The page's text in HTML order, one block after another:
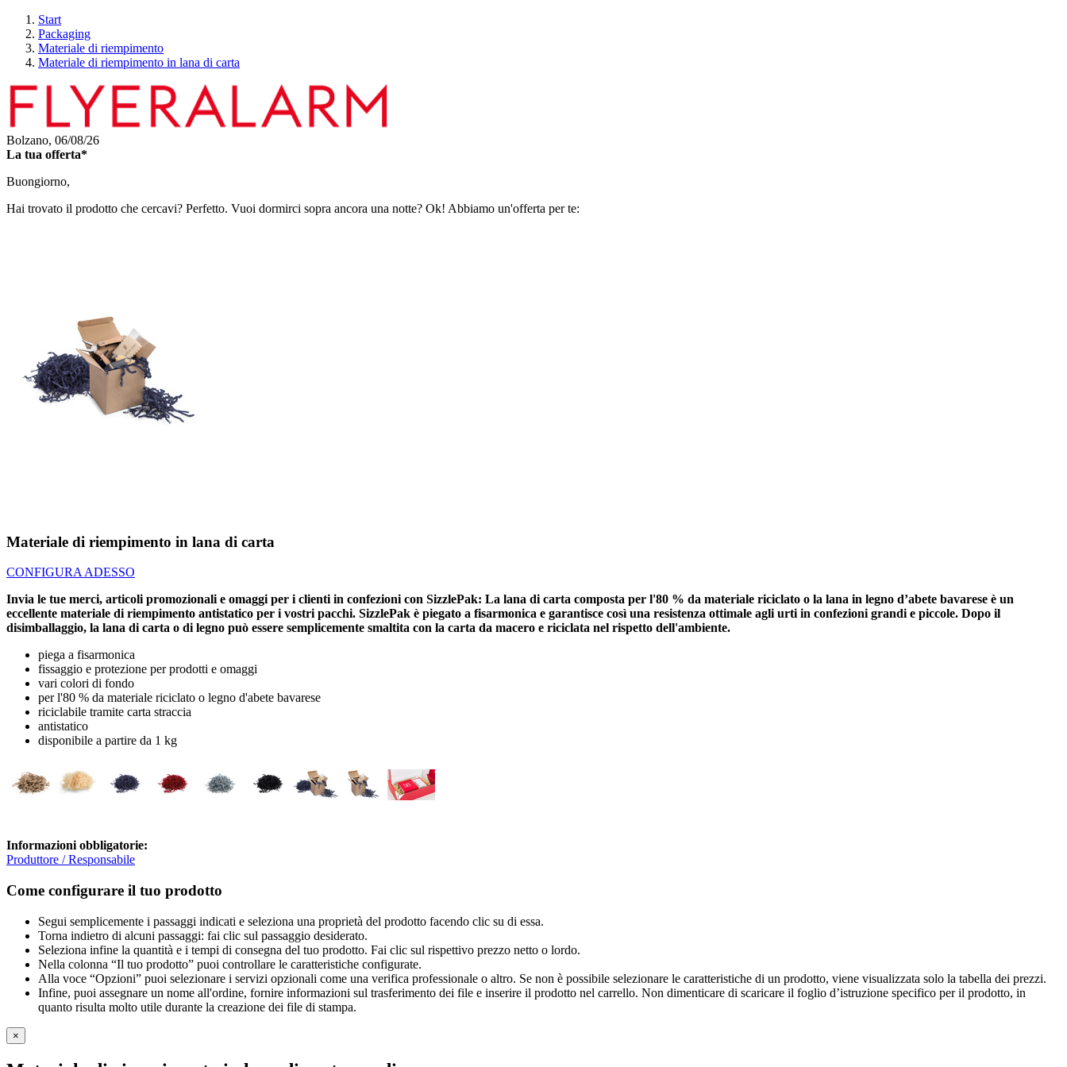
Start
Packaging
Materiale di riempimento
Materiale di riempimento in lana di carta
Bolzano, 06/08/26
La tua offerta*
Buongiorno,
Hai trovato il prodotto che cercavi? Perfetto. Vuoi dormirci sopra ancora una notte? Ok! Abbiamo un'offerta per te:
Materiale di riempimento in lana di carta
CONFIGURA ADESSO
Invia le tue merci, articoli promozionali e omaggi per i clienti in confezioni con SizzlePak: La lana di carta composta per l'80 % da materiale riciclato o la lana in legno d’abete bavarese è un
eccellente materiale di riempimento antistatico per i vostri pacchi. SizzlePak è piegato a fisarmonica e garantisce così una resistenza ottimale agli urti in confezioni grandi e piccole. Dopo il
disimballaggio, la lana di carta o di legno può essere semplicemente smaltita con la carta da macero e riciclata nel rispetto dell'ambiente.
piega a fisarmonica
fissaggio e protezione per prodotti e omaggi
vari colori di fondo
per l'80 % da materiale riciclato o legno d'abete bavarese
riciclabile tramite carta straccia
antistatico
disponibile a partire da 1 kg
Informazioni obbligatorie:
Produttore / Responsabile
Come configurare il tuo prodotto
Segui semplicemente i passaggi indicati e seleziona una proprietà del prodotto facendo clic su di essa.
Torna indietro di alcuni passaggi: fai clic sul passaggio desiderato.
Seleziona infine la quantità e i tempi di consegna del tuo prodotto. Fai clic sul rispettivo prezzo netto o lordo.
Nella colonna “Il tuo prodotto” puoi controllare le caratteristiche configurate.
Alla voce “Opzioni” puoi selezionare i servizi opzionali come una verifica professionale o altro. Se non è possibile selezionare le caratteristiche di un prodotto, viene visualizzata solo la tabella dei prezzi.
Infine, puoi assegnare un nome all'ordine, fornire informazioni sul trasferimento dei file e inserire il prodotto nel carrello. Non dimenticare di scaricare il foglio d’istruzione specifico per il prodotto, in
quanto risulta molto utile durante la creazione dei file di stampa.
×